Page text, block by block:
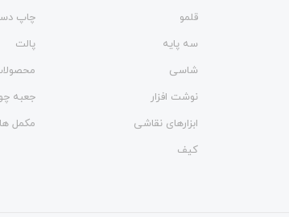
قلمو
چاپ
سه پایه
پالت
شاسی
نوشت افزار
جعبه
ابزارهای نقاشی
مکمل ها
کیف